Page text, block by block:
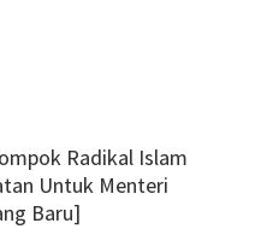
Radikal Islam
Untuk Menteri
Baru]